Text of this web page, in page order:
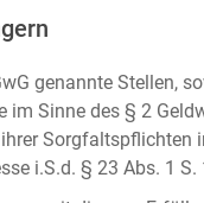
genannte Stellen,
Sinne des § 2
Sorgfaltspflichten
i.S.d. § 23 Abs. 1